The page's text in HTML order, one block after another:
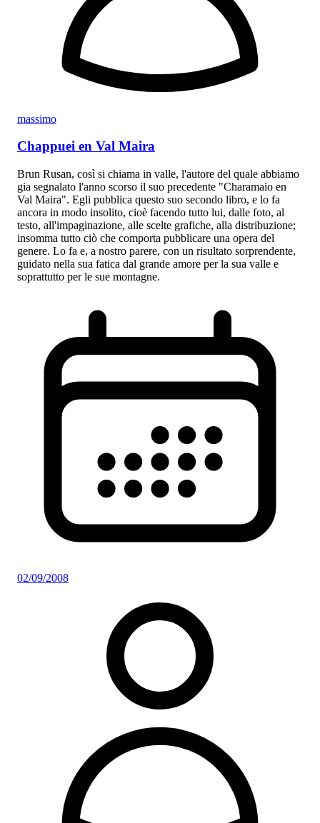
massimo
Chappuei en Val Maira
Brun Rusan, così si chiama in valle, l'autore del quale abbiamo
gia segnalato l'anno scorso il suo precedente "Charamaio en
Val Maira". Egli pubblica questo suo secondo libro, e lo fa
ancora in modo insolito, cioè facendo tutto lui, dalle foto, al
testo, all'impaginazione, alle scelte grafiche, alla distribuzione;
insomma tutto ciò che comporta pubblicare una opera del
genere. Lo fa e, a nostro parere, con un risultato sorprendente,
guidato nella sua fatica dal grande amore per la sua valle e
soprattutto per le sue montagne.
02/09/2008